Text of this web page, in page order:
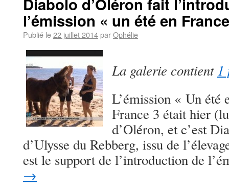
l’émission « un été en
Publié le22 juillet 2014parOphélie
La galerie contient 1
L’émission « Un été
France 3 était hier
d’Oléron, et c’est
d’Ulysse du Rebberg, issu de
est le support de l’introduction de
→